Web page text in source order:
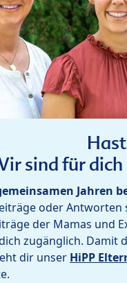
sind für
Jahren
oder
der Mamas und
zugänglich. Damit
dir unser HiPP